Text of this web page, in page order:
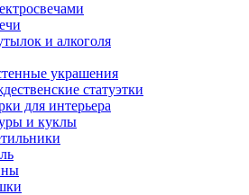
и алкоголя
украшения
статуэтки
для интерьера
и куклы